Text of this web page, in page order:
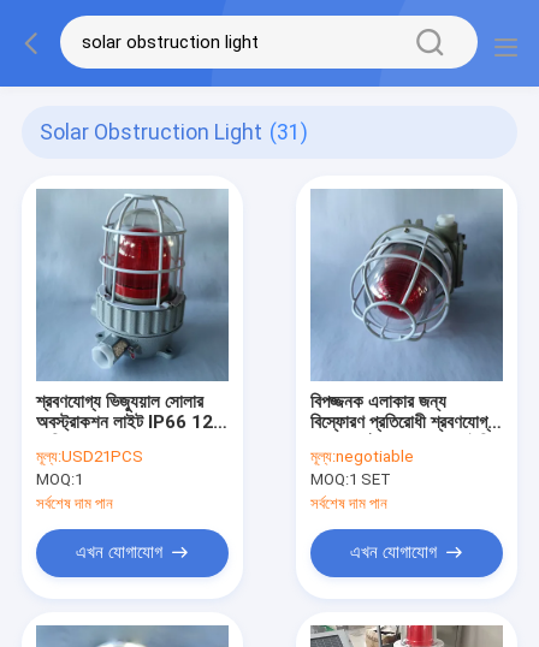
Solar Obstruction Light (31)
শ্রবণযোগ্য ভিজ্যুয়াল সোলার
অবস্ট্রাকশন লাইট IP66 120
মূল্য:USD21PCS
MOQ:1
সর্বশেষ দাম পান
এখন যোগাযোগ
বিপজ্জনক এলাকার জন্য
বিস্ফোরণ প্রতিরোধী শ্রবণযোগ্য
66 90 ডিবি
মূল্য:negotiable
MOQ:1 SET
সর্বশেষ দাম পান
এখন যোগাযোগ